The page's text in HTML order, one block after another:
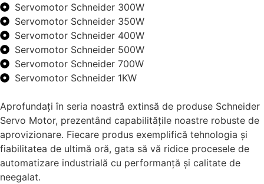
Servomotor Schneider 300W
Servomotor Schneider 350W
Servomotor Schneider 400W
Servomotor Schneider 500W
Servomotor Schneider 700W
Servomotor Schneider 1KW
Aprofundați în seria noastră extinsă de produse Schneider
Servo Motor, prezentând capabilitățile noastre robuste de
aprovizionare. Fiecare produs exemplifică tehnologia și
fiabilitatea de ultimă oră, gata să vă ridice procesele de
automatizare industrială cu performanță și calitate de
neegalat.